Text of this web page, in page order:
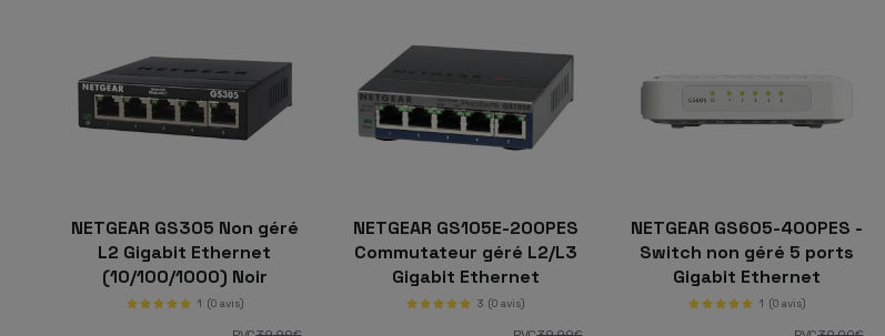
NETGEAR GS305 Non géré
L2 Gigabit Ethernet
(10/100/1000) Noir
1 (0 avis)
NETGEAR GS105E-200PES
Commutateur géré L2/L3
Gigabit Ethernet
(10/100/1000) Gris
3 (0 avis)
NETGEAR GS605-400PES -
Switch non géré 5 ports
Gigabit Ethernet
1 (0 avis)